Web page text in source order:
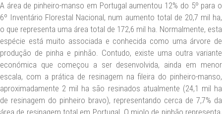
A área de pinheiro-manso em Portugal aumentou 12% do 5º para o
6º Inventário Florestal Nacional, num aumento total de 20,7 mil ha,
o que representa uma área total de 172,6 mil ha. Normalmente, esta
espécie está muito associada e conhecida como uma árvore de
produção de pinha e pinhão. Contudo, existe uma outra variante
económica que começou a ser desenvolvida, ainda em menor
escala, com a prática de resinagem na fileira do pinheiro-manso,
aproximadamente 2 mil ha são resinados atualmente (24,1 mil ha
de resinagem do pinheiro bravo), representando cerca de 7,7% da